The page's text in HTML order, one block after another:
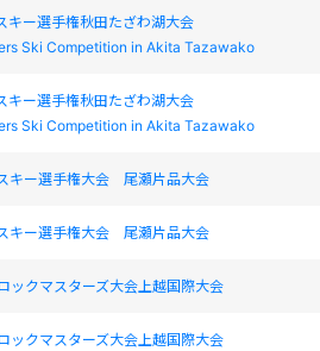
キー選手権秋田たざわ湖大会
Ski Competition in Akita Tazawako
キー選手権秋田たざわ湖大会
Ski Competition in Akita Tazawako
キー選手権大会 尾瀬片品大会
キー選手権大会 尾瀬片品大会
ックマスターズ大会上越国際大会
ックマスターズ大会上越国際大会